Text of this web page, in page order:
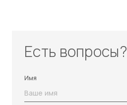
Есть вопросы?
Имя